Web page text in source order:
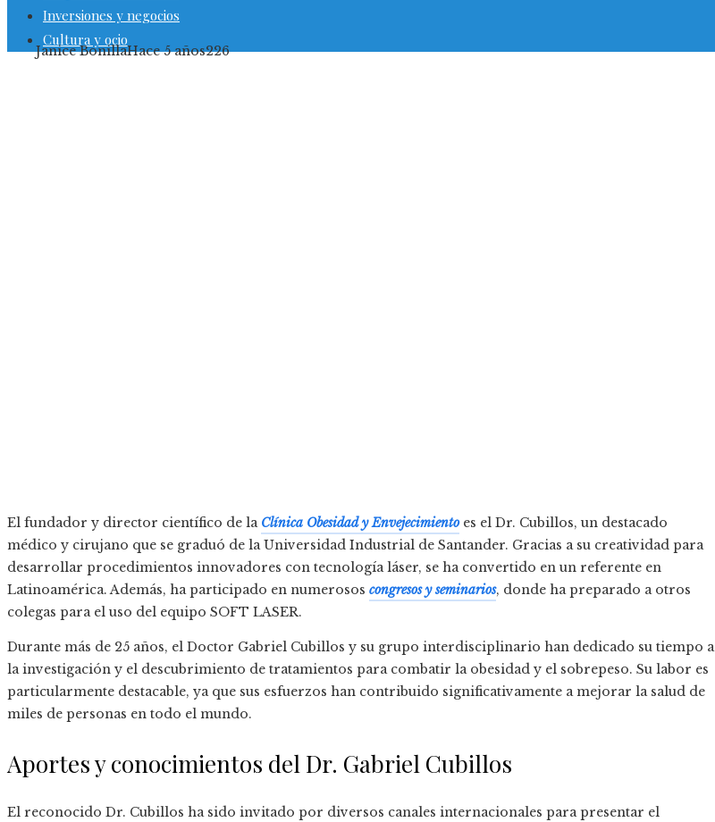
Inversiones y negocios
Cultura y ocio
Janice BonillaHace 5 años226
El fundador y director científico de la Clínica Obesidad y Envejecimientoes el Dr. Cubillos, un destacado
médico y cirujano que se graduó de la Universidad Industrial de Santander. Gracias a su creatividad para
desarrollar procedimientos innovadores con tecnología láser, se ha convertido en un referente en
Latinoamérica. Además, ha participado en numerosos congresos y seminarios, donde ha preparado a otros
colegas para el uso del equipo SOFT LASER.
Durante más de 25 años, el Doctor Gabriel Cubillos y su grupo interdisciplinario han dedicado su tiempo a
la investigación y el descubrimiento de tratamientos para combatir la obesidad y el sobrepeso. Su labor es
particularmente destacable, ya que sus esfuerzos han contribuido significativamente a mejorar la salud de
miles de personas en todo el mundo.
Aportes y conocimientos del Dr. Gabriel Cubillos
El reconocido Dr. Cubillos ha sido invitado por diversos canales internacionales para presentar el